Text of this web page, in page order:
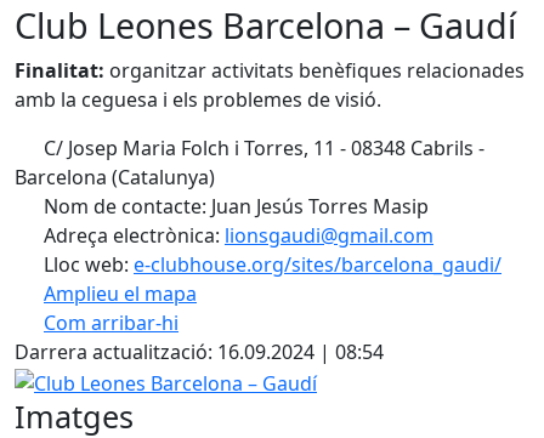
Club Leones Barcelona – Gaudí
Finalitat: organitzar activitats benèfiques relacionades
amb la ceguesa i els problemes de visió.
C/ Josep Maria Folch i Torres, 11 - 08348 Cabrils -
Barcelona (Catalunya)
Nom de contacte: Juan Jesús Torres Masip
Adreça electrònica: lionsgaudi@gmail.com
Lloc web: e-clubhouse.org/sites/barcelona_gaudi/
Amplieu el mapa
Com arribar-hi
+
−
Darrera actualització: 16.09.2024 | 08:54
Club Leones Barcelona – Gaudí
Imatges